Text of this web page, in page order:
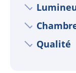
Qualité